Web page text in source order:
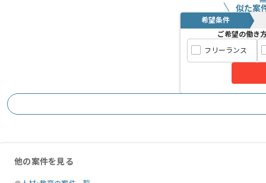
似た案
希望条件
ご希望の働き
フリーランス
他の案件を見る